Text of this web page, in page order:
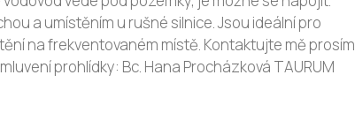
a umístěním u rušné silnice. Jsou ideální pro
na frekventovaném místě. Kontaktujte mě prosím
prohlídky: Bc. Hana Procházková TAURUM